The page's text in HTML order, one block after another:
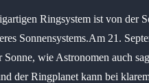
Ringsystem ist von der
Sonnensystems.Am 21.
wie Astronomen auch
der Ringplanet kann bei